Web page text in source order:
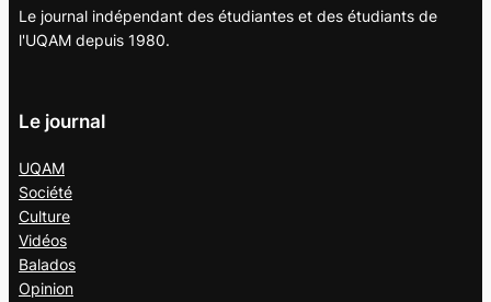
Le journal indépendant des étudiantes et des étudiants de
l'UQAM depuis 1980.
Le journal
UQAM
Société
Culture
Vidéos
Balados
Opinion